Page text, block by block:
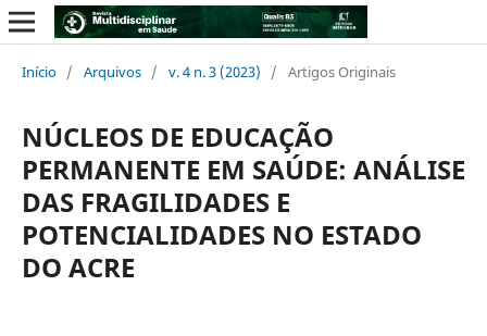
Início / Arquivos / v. 4 n. 3 (2023) / Artigos Originais
NÚCLEOS DE EDUCAÇÃO
PERMANENTE EM SAÚDE: ANÁLISE
DAS FRAGILIDADES E
POTENCIALIDADES NO ESTADO
DO ACRE